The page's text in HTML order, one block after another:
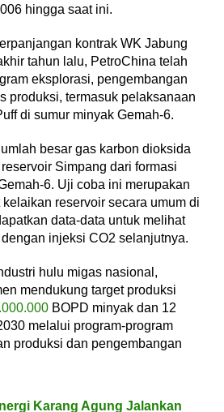
hingga saat ini.
kontrak WK Jabung
tahun lalu, PetroChina telah
eksplorasi, pengembangan
produksi, termasuk pelaksanaan
di sumur minyak Gemah-6.
besar gas karbon dioksida
Simpang dari formasi
6. Uji coba ini merupakan
reservoir secara umum di
data-data untuk melihat
injeksi CO2 selanjutnya.
hulu migas nasional,
mendukung target produksi
BOPD minyak dan 12
melalui program-program
produksi dan pengembangan
Karang Agung Jalankan